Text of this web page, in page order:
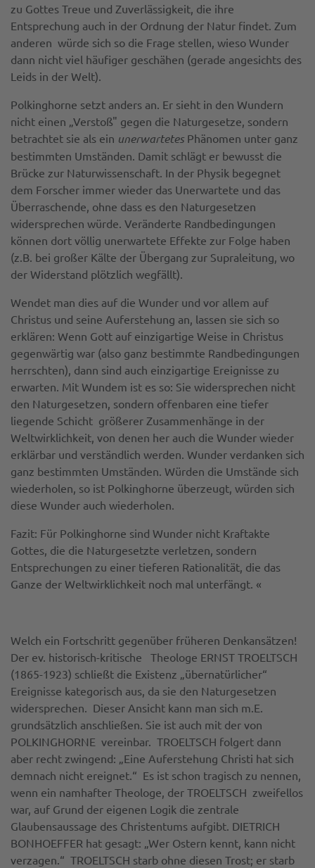
zu Gottes Treue und Zuverlässigkeit, die ihre
Entsprechung auch in der Ordnung der Natur findet. Zum
anderen würde sich so die Frage stellen, wieso Wunder
dann nicht viel häufiger geschähen (gerade angesichts des
Leids in der Welt).
Polkinghorne setzt anders an. Er sieht in den Wundern
nicht einen „Verstoß" gegen die Naturgesetze, sondern
betrachtet sie als ein unerwarte­tes Phänomen unter ganz
bestimmten Umständen. Damit schlägt er bewusst die
Brücke zur Naturwissenschaft. In der Physik begegnet
dem Forscher immer wieder das Unerwartete und das
Überraschende, ohne dass es den Naturgesetzen
widersprechen würde. Veränderte Randbedingungen
können dort völlig unerwartete Effekte zur Folge haben
(z.B. bei großer Kälte der Übergang zur Supraleitung, wo
der Widerstand plötzlich wegfällt).
Wendet man dies auf die Wunder und vor allem auf
Christus und seine Auferstehung an, lassen sie sich so
erklären: Wenn Gott auf einzigartige Weise in Christus
gegenwärtig war (also ganz bestimmte Randbedingungen
herrschten), dann sind auch einzigartige Ereignisse zu
erwarten. Mit Wundem ist es so: Sie widersprechen nicht
den Naturgesetzen, sondern offenbaren eine tiefer
liegende Schicht größerer Zusammenhänge in der
Weltwirklichkeit, von denen her auch die Wunder wieder
erklärbar und verständlich werden. Wunder verdanken sich
ganz bestimmten Umständen. Würden die Umstände sich
wiederholen, so ist Polkinghorne überzeugt, würden sich
diese Wunder auch wiederholen.
Fazit: Für Polkinghorne sind Wunder nicht Kraftakte
Gottes, die die Na­turgesetzte verletzen, sondern
Entsprechungen zu einer tieferen Rationalität, die das
Ganze der Weltwirklichkeit noch mal unterfängt. «
Welch ein Fortschritt gegenüber früheren Denkansätzen!
Der ev. historisch-kritische Theologe ERNST TROELTSCH
(1865-1923) schließt die Existenz „übernatürlicher“
Ereignisse kategorisch aus, da sie den Naturgesetzen
widersprechen. Dieser Ansicht kann man sich m.E.
grundsätzlich anschließen. Sie ist auch mit der von
POLKINGHORNE vereinbar. TROELTSCH folgert dann
aber recht zwingend: „Eine Auferstehung Christi hat sich
demnach nicht ereignet.“ Es ist schon tragisch zu nennen,
wenn ein namhafter Theologe, der TROELTSCH zweifellos
war, auf Grund der eigenen Logik die zentrale
Glaubensaussage des Christentums aufgibt. DIETRICH
BONHOEFFER hat gesagt: „Wer Ostern kennt, kann nicht
verzagen.“ TROELTSCH starb ohne diesen Trost; er starb